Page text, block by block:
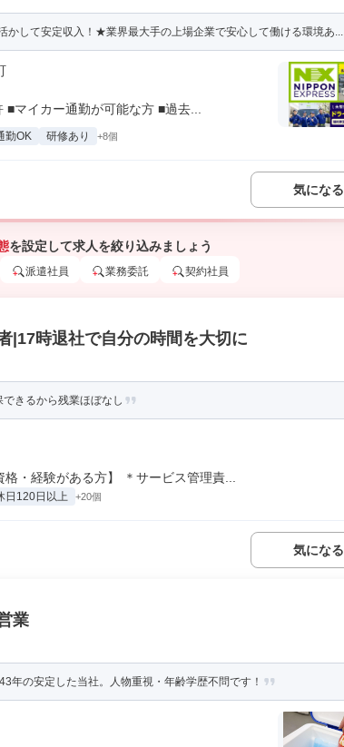
かして安定収入！★業界最大手の上場企業で安心して働ける環境あ...
マイカー通勤が可能な方 ■過去...
勤OK 研修あり +8個
気になる
を設定して求人を絞り込みましょう
派遣社員 業務委託 契約社員
|17時退社で自分の時間を大切に
きるから残業ほぼなし
・経験がある方】 ＊サービス管理責...
日120日以上 +20個
気になる
業
年の安定した当社。人物重視・年齢学歴不問です！